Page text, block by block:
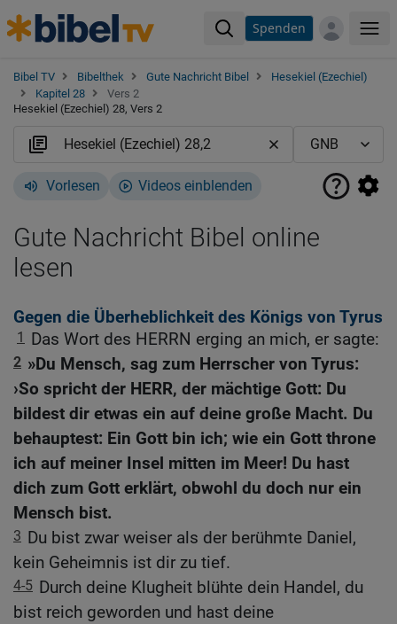
Spenden
Bibel TV Bibelthek Gute Nachricht Bibel
Hesekiel (Ezechiel)
Kapitel 28
Vers 2
Hesekiel (Ezechiel) 28, Vers 2
Vorlesen Videos einblenden
Gute Nachricht Bibel online
lesen
Gegen die Überheblichkeit des Königs von Tyrus
1 Das Wort des HERRN erging an mich, er sagte:
2 »Du Mensch, sag zum Herrscher von Tyrus:
›So spricht der HERR, der mächtige Gott: Du
bildest dir etwas ein auf deine große Macht. Du
behauptest: Ein Gott bin ich; wie ein Gott throne
ich auf meiner Insel mitten im Meer! Du hast
dich zum Gott erklärt, obwohl du doch nur ein
Mensch bist.
3 Du bist zwar weiser als der berühmte Daniel,
kein Geheimnis ist dir zu tief.
4-5 Durch deine Klugheit blühte dein Handel, du
bist reich geworden und hast deine